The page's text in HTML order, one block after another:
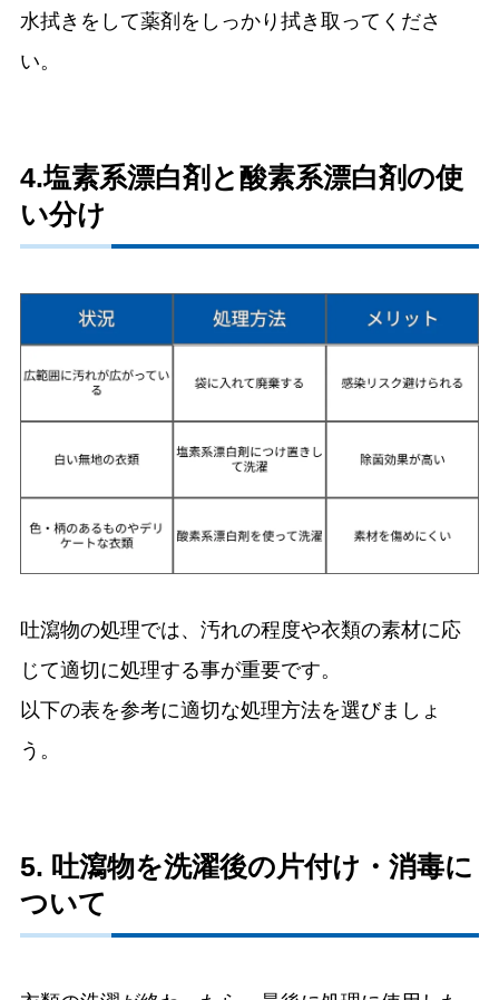
水拭きをして薬剤をしっかり拭き取ってくださ
い。
4.塩素系漂白剤と酸素系漂白剤の使
い分け
吐瀉物の処理では、汚れの程度や衣類の素材に応
じて適切に処理する事が重要です。
以下の表を参考に適切な処理方法を選びましょ
う。
5. 吐瀉物を洗濯後の片付け・消毒に
ついて